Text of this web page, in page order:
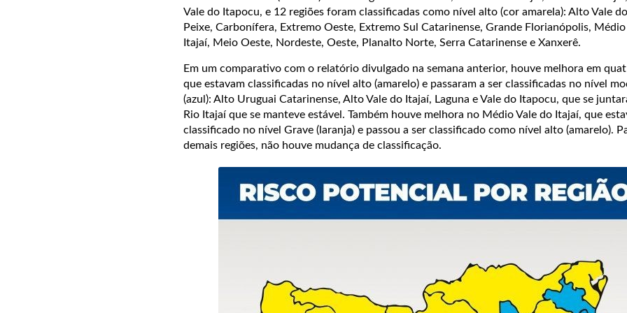
Vale do Itapocu, e 12 regiões foram classificadas como nível alto (cor amarela): Alto Vale
Peixe, Carbonífera, Extremo Oeste, Extremo Sul Catarinense, Grande Florianópolis, Médio
Itajaí, Meio Oeste, Nordeste, Oeste, Planalto Norte, Serra Catarinense e Xanxerê.
Em um comparativo com o relatório divulgado na semana anterior, houve melhora em
que estavam classificadas no nível alto (amarelo) e passaram a ser classificadas no nível
(azul): Alto Uruguai Catarinense, Alto Vale do Itajaí, Laguna e Vale do Itapocu, que se
Rio Itajaí que se manteve estável. Também houve melhora no Médio Vale do Itajaí, que
classificado no nível Grave (laranja) e passou a ser classificado como nível alto (amarelo).
demais regiões, não houve mudança de classificação.